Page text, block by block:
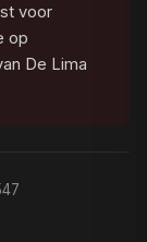
voor
op
De Lima